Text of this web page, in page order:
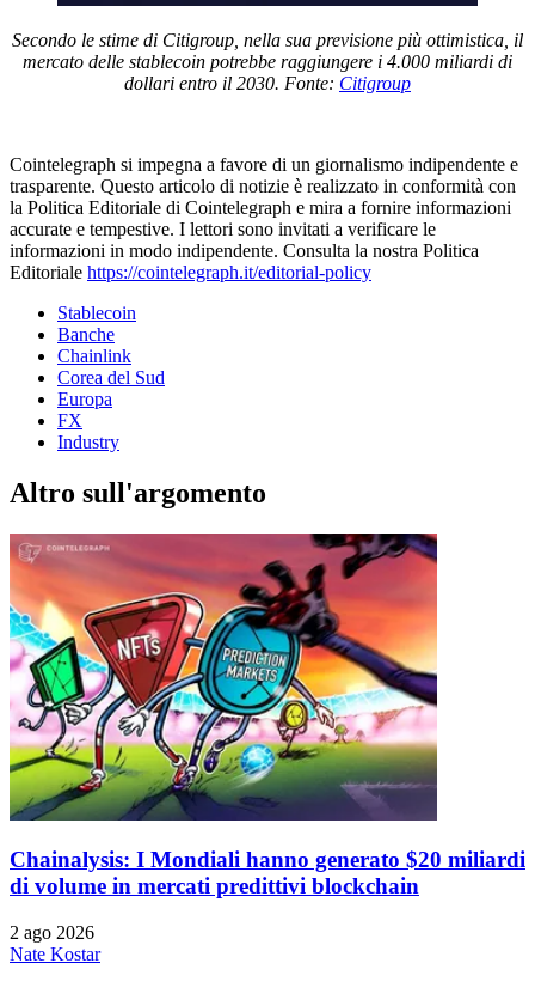
Secondo le stime di Citigroup, nella sua previsione più ottimistica, il
mercato delle stablecoin potrebbe raggiungere i 4.000 miliardi di
dollari entro il 2030. Fonte: Citigroup
Cointelegraph si impegna a favore di un giornalismo indipendente e
trasparente. Questo articolo di notizie è realizzato in conformità con
la Politica Editoriale di Cointelegraph e mira a fornire informazioni
accurate e tempestive. I lettori sono invitati a verificare le
informazioni in modo indipendente. Consulta la nostra Politica
Editoriale https://cointelegraph.it/editorial-policy
Stablecoin
Banche
Chainlink
Corea del Sud
Europa
FX
Industry
Altro sull'argomento
Chainalysis: I Mondiali hanno generato $20 miliardi
di volume in mercati predittivi blockchain
2 ago 2026
Nate Kostar